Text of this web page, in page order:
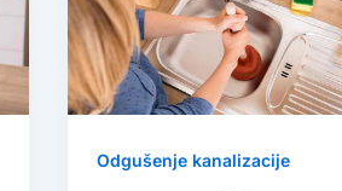
Odgušenje kanalizacije